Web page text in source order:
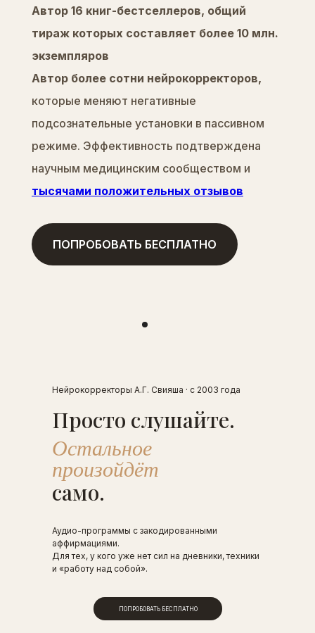
Автор 16 книг-бестселлеров, общий
тираж которых составляет более 10 млн.
экземпляров
Автор более сотни нейрокорректоров,
которые меняют негативные
подсознательные установки в пассивном
режиме. Эффективность подтверждена
научным медицинским сообществом и
тысячами положительных отзывов
ПОПРОБОВАТЬ БЕСПЛАТНО
Нейрокорректоры А.Г. Свияша · с 2003 года
Аудио-программы с закодированными
аффирмациями.
Для тех, у кого уже нет сил на дневники, техники
и «работу над собой».
ПОПРОБОВАТЬ БЕСПЛАТНО
Остальное
произойдёт
само.
Просто слушайте.